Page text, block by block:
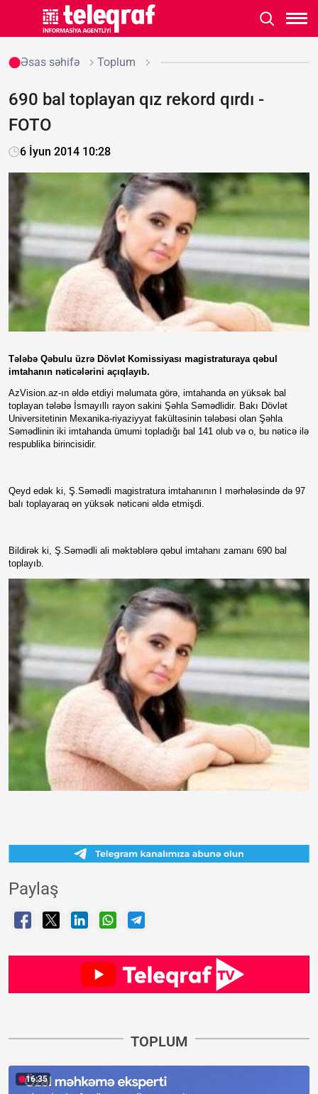
Əsas səhifə Toplum
690 bal toplayan qız rekord qırdı -
FOTO
6 İyun 2014 10:28
Tələbə Qəbulu üzrə Dövlət Komissiyası magistraturaya qəbul
imtahanın nəticələrini açıqlayıb.
AzVision.az-ın əldə etdiyi məlumata görə, imtahanda ən yüksək bal
toplayan tələbə İsmayıllı rayon sakini Şəhla Səmədlidir. Bakı Dövlət
Universitetinin Mexanika-riyaziyyat fakültəsinin tələbəsi olan Şəhla
Səmədlinin iki imtahanda ümumi topladığı bal 141 olub və o, bu nəticə ilə
respublika birincisidir.
Qeyd edək ki, Ş.Səmədli magistratura imtahanının I mərhələsində də 97
balı toplayaraq ən yüksək nəticəni əldə etmişdi.
Bildirək ki, Ş.Səmədli ali məktəblərə qəbul imtahanı zamanı 690 bal
toplayıb.
Paylaş
TOPLUM
16:35